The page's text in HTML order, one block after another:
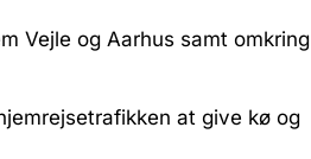
Vejle og Aarhus samt omkring
at give kø og